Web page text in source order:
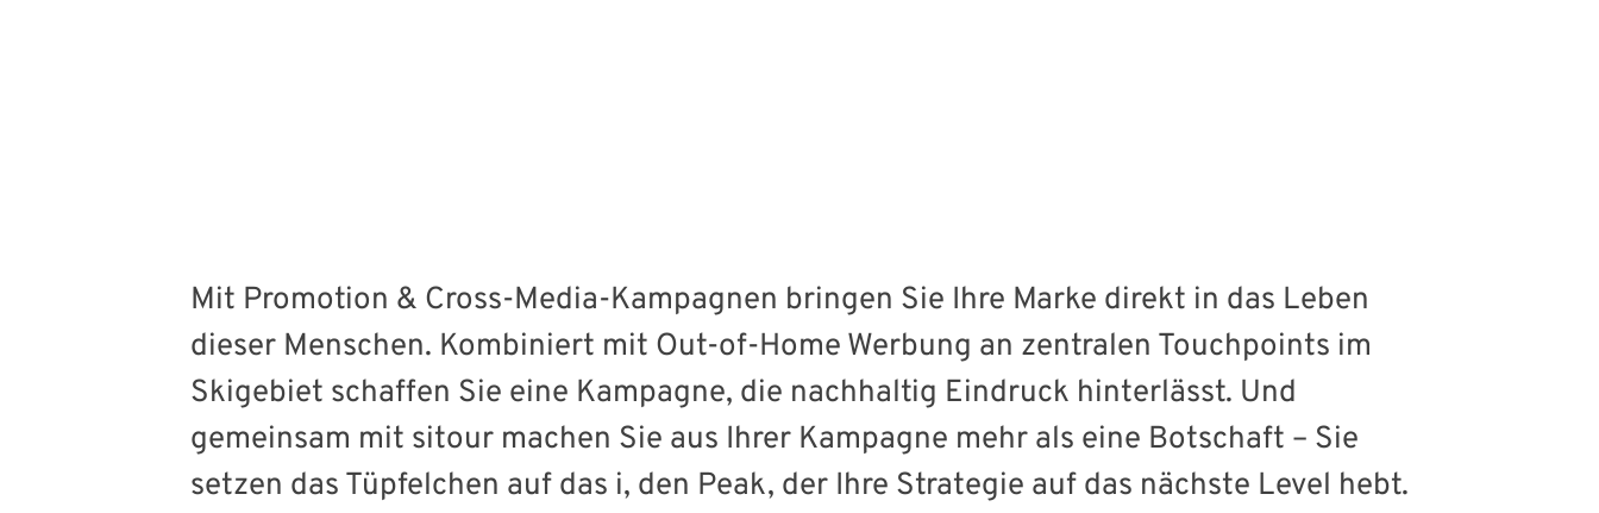
Mit Promotion & Cross-Media-Kampagnen bringen Sie Ihre Marke direkt in das Leben
dieser Menschen. Kombiniert mit Out-of-Home Werbung an zentralen Touchpoints im
Skigebiet schaffen Sie eine Kampagne, die nachhaltig Eindruck hinterlässt. Und
gemeinsam mit sitour machen Sie aus Ihrer Kampagne mehr als eine Botschaft – Sie
setzen das Tüpfelchen auf das i, den Peak, der Ihre Strategie auf das nächste Level hebt.